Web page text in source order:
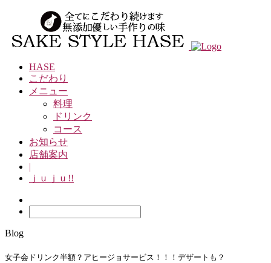
HASE
こだわり
メニュー
料理
ドリンク
コース
お知らせ
店舗案内
|
ｊｕｊｕ!!
Blog
女子会ドリンク半額？アヒージョサービス！！！デザートも？